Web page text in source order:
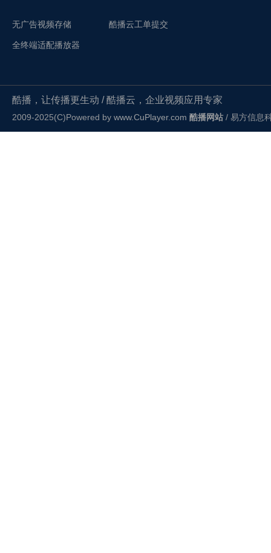
无广告视频存储
全终端适配播放器
酷播云工单提交
酷播，让传播更生动 / 酷播云，企业视频应用专家
2009-2025(C)Powered by www.CuPlayer.com 酷播网站 / 易方信息